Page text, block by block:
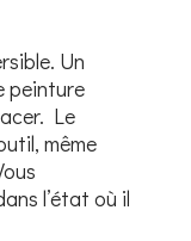
Un
peinture
Le
même
l’état où il